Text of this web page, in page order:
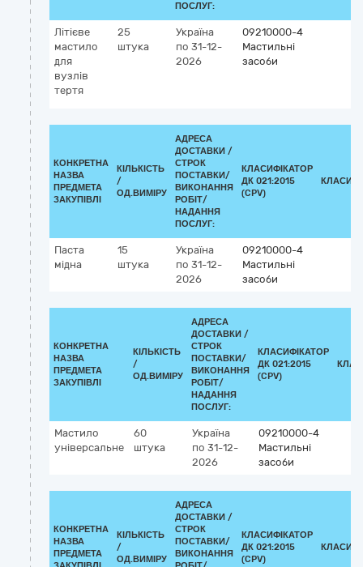
ПОСЛУГ:
Літієве
мастило
для
вузлів
тертя
25
штука
Україна
по 31-12-
2026
09210000-4
Мастильні
засоби
КОНКРЕТНА
НАЗВА
ПРЕДМЕТА
ЗАКУПІВЛІ
КІЛЬКІСТЬ
/
ОД.ВИМІРУ
АДРЕСА
ДОСТАВКИ /
СТРОК
ПОСТАВКИ/
ВИКОНАННЯ
РОБІТ/
НАДАННЯ
ПОСЛУГ:
КЛАСИФІКАТОР
ДК 021:2015
(CPV)
Паста
мідна
15
штука
Україна
по 31-12-
2026
09210000-4
Мастильні
засоби
КОНКРЕТНА
НАЗВА
ПРЕДМЕТА
ЗАКУПІВЛІ
КІЛЬКІСТЬ
/
ОД.ВИМІРУ
АДРЕСА
ДОСТАВКИ /
СТРОК
ПОСТАВКИ/
ВИКОНАННЯ
РОБІТ/
НАДАННЯ
ПОСЛУГ:
КЛАСИФІКАТОР
ДК 021:2015
(CPV)
Мастило
універсальне
60
штука
Україна
по 31-12-
2026
09210000-4
Мастильні
засоби
КОНКРЕТНА
НАЗВА
ПРЕДМЕТА
КІЛЬКІСТЬ
/
ОД.ВИМІРУ
АДРЕСА
ДОСТАВКИ /
СТРОК
ПОСТАВКИ/
ВИКОНАННЯ
КЛАСИФІКАТОР
ДК 021:2015
(CPV)